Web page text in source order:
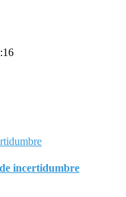
incertidumbre